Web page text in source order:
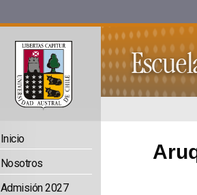
Inicio
Nosotros
Admisión 2027